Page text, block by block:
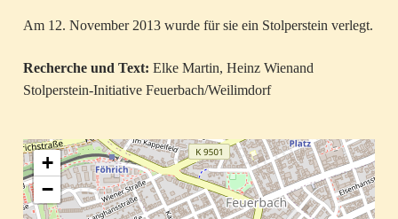
Am 12. November 2013 wurde für sie ein Stolperstein verlegt.
Recherche und Text: Elke Martin, Heinz Wienand
Stolperstein-Initiative Feuerbach/Weilimdorf
+
−